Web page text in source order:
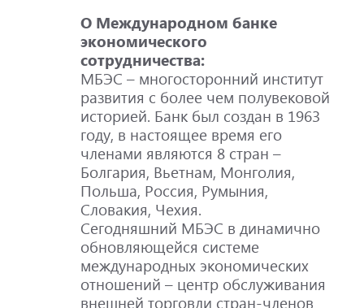
O Международном банке
экономического
сотрудничества:
МБЭС – многосторонний институт
развития с более чем полувековой
историей. Банк был создан в 1963
году, в настоящее время его
членами являются 8 стран –
Болгария, Вьетнам, Монголия,
Польша, Россия, Румыния,
Словакия, Чехия.
Сегодняшний МБЭС в динамично
обновляющейся системе
международных экономических
отношений – центр обслуживания
внешней торговли стран-членов